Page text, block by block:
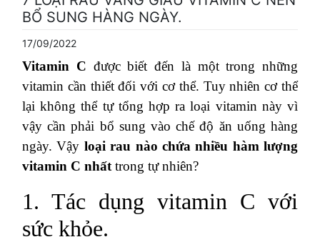
BỔ SUNG HÀNG NGÀY.
17/09/2022
Vitamin C được biết đến là một trong những
vitamin cần thiết đối với cơ thể. Tuy nhiên cơ thể
lại không thể tự tổng hợp ra loại vitamin này vì
vậy cần phải bổ sung vào chế độ ăn uống hàng
ngày. Vậy loại rau nào chứa nhiều hàm lượng
vitamin C nhất trong tự nhiên?
1. Tác dụng vitamin C với
sức khỏe.